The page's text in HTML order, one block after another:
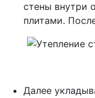
стены внутри
плитами.
Далее